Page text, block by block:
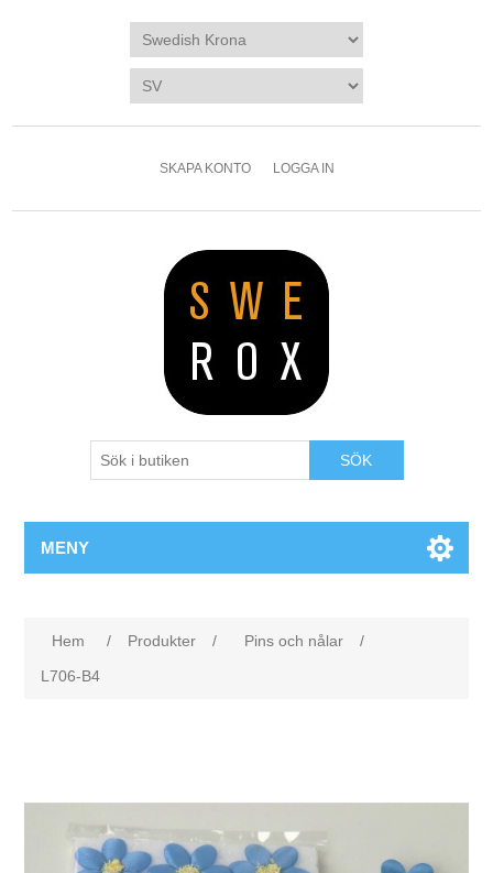
SKAPA KONTO LOGGA IN
SÖK
MENY
Hem / Produkter / Pins och nålar
/
L706-B4